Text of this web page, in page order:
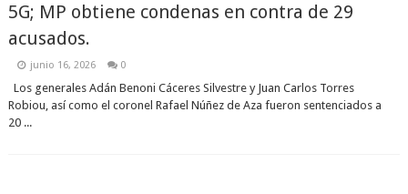
5G; MP obtiene condenas en contra de 29
acusados.
junio 16, 2026 0
Los generales Adán Benoni Cáceres Silvestre y Juan Carlos Torres
Robiou, así como el coronel Rafael Núñez de Aza fueron sentenciados a
20 ...